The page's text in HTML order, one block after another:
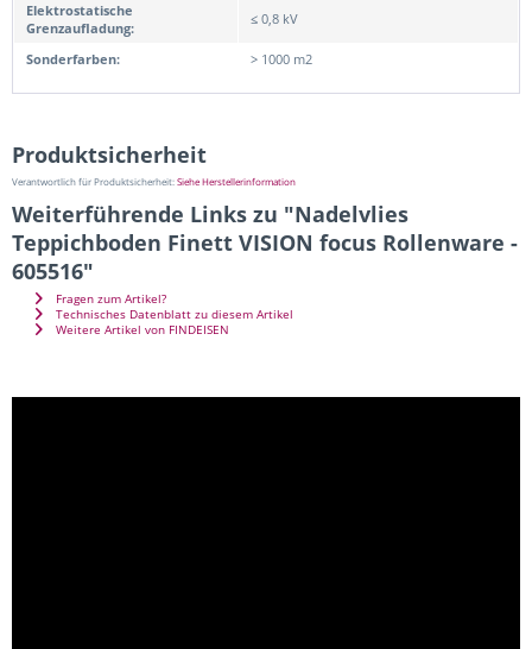
Elektrostatische
Grenzaufladung:
≤ 0,8 kV
Sonderfarben: > 1000 m2
Produktsicherheit
Verantwortlich für Produktsicherheit:Siehe Herstellerinformation
Weiterführende Links zu "Nadelvlies
Teppichboden Finett VISION focus Rollenware -
605516"
Fragen zum Artikel?
Technisches Datenblatt zu diesem Artikel
Weitere Artikel von FINDEISEN